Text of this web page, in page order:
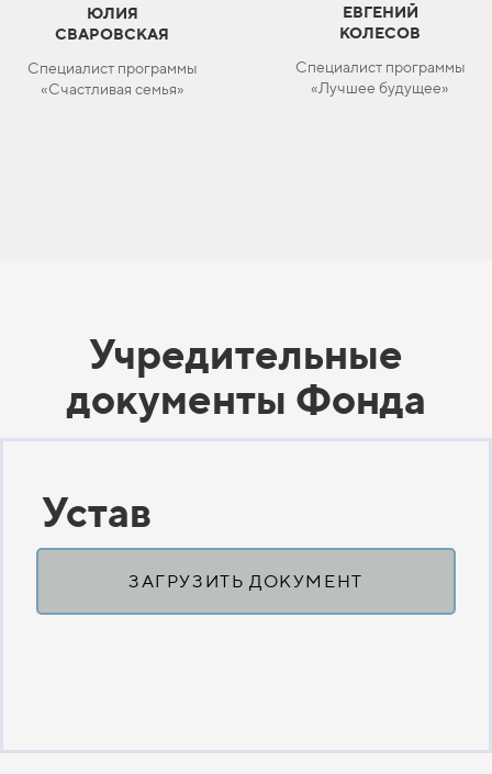
ЮЛИЯ
СВАРОВСКАЯ
Специалист программы
«Счастливая семья»
ЕВГЕНИЙ
КОЛЕСОВ
Специалист программы
«Лучшее будущее»
Учредительные
документы Фонда
Устав
ЗАГРУЗИТЬ ДОКУМЕНТ